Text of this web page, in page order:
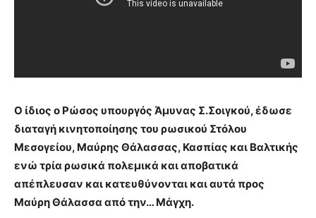
Ο ίδιος ο Ρώσος υπουργός Άμυνας Σ.Σοιγκού, έδωσε
διαταγή κινητοποίησης του ρωσικού Στόλου
Μεσογείου, Μαύρης Θάλασσας, Κασπίας και Βαλτικής
ενώ τρία ρωσικά πολεμικά και αποβατικά
απέπλευσαν και κατευθύνονται και αυτά προς
Μαύρη Θάλασσα από την… Μάγχη.